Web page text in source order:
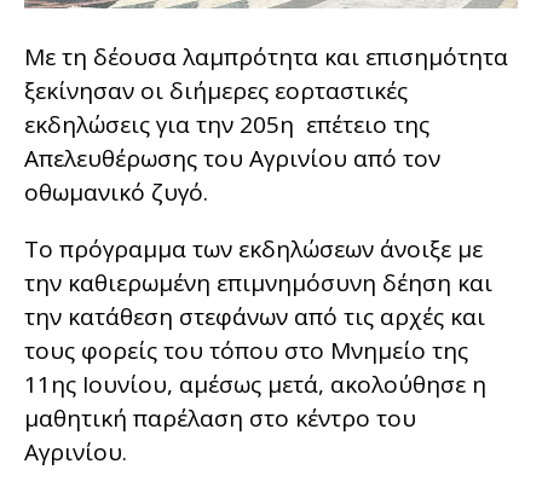
Με τη δέουσα λαμπρότητα και επισημότητα
ξεκίνησαν οι διήμερες εορταστικές
εκδηλώσεις για την 205η επέτειο της
Απελευθέρωσης του Αγρινίου από τον
οθωμανικό ζυγό.
Το πρόγραμμα των εκδηλώσεων άνοιξε με
την καθιερωμένη επιμνημόσυνη δέηση και
την κατάθεση στεφάνων από τις αρχές και
τους φορείς του τόπου στο Μνημείο της
11ης Ιουνίου, αμέσως μετά, ακολούθησε η
μαθητική παρέλαση στο κέντρο του
Αγρινίου.